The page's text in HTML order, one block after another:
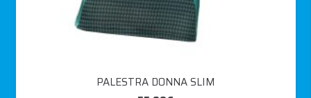
PALESTRA DONNA SLIM